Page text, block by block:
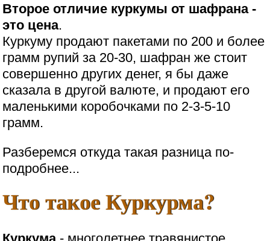
Второе отличие куркумы от шафрана -
это цена.
Куркуму продают пакетами по 200 и более
грамм рупий за 20-30, шафран же стоит
совершенно других денег, я бы даже
сказала в другой валюте, и продают его
маленькими коробочками по 2-3-5-10
грамм.
Разберемся откуда такая разница по-
подробнее...
Что такое Куркурма?